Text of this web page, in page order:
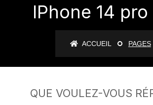
IPhone 14
ACCUEIL PAGES
QUE VOULEZ-VOUS